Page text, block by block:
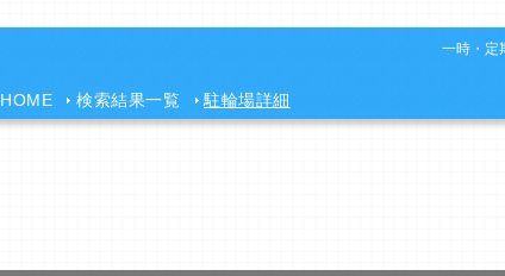
一時・定
HOME 検索結果一覧 駐輪場詳細